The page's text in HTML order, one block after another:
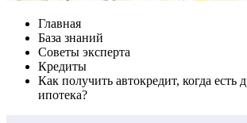
Главная
База знаний
Советы эксперта
Кредиты
Как получить автокредит, когда есть
ипотека?